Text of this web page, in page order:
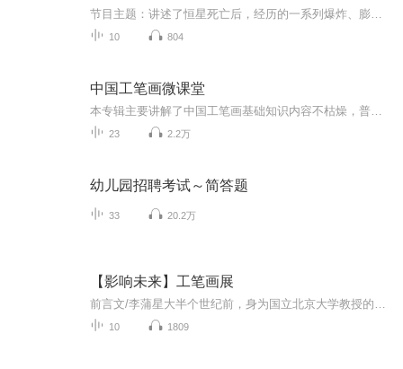
10 804
中国工笔画微课堂
23 2.2万
幼儿园招聘考试～简答题
33 20.2万
【影响未来】工笔画展
10 1809